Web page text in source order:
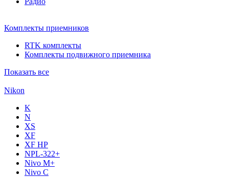
Комплекты приемников
RTK комплекты
Комплекты подвижного приемника
Показать все
Nikon
K
N
XS
XF
XF НР
NPL-322+
Nivo M+
Nivo C